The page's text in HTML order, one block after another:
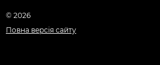
© 2026
Повна версія сайту